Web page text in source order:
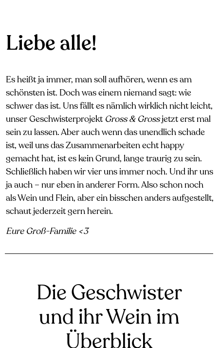
Liebe alle!
Es heißt ja immer, man soll aufhören, wenn es am
schönsten ist. Doch was einem niemand sagt: wie
schwer das ist. Uns fällt es nämlich wirklich nicht leicht,
unser Geschwisterprojekt Gross & Grossjetzt erst mal
sein zu lassen. Aber auch wenn das unendlich schade
ist, weil uns das Zusammenarbeiten echt happy
gemacht hat, ist es kein Grund, lange traurig zu sein.
Schließlich haben wir vier uns immer noch. Und ihr uns
ja auch – nur eben in anderer Form. Also schon noch
als Wein und Flein, aber ein bisschen anders aufgestellt,
schaut jederzeit gern herein.
Eure Groß-Familie <3
Die Geschwister
und ihr Wein im
Überblick